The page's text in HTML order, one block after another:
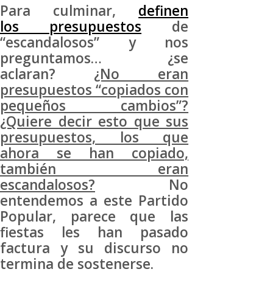
Para culminar, definen
los presupuestos de
“escandalosos” y nos
preguntamos… ¿se
aclaran? ¿No eran
presupuestos “copiados con
pequeños cambios”?
¿Quiere decir esto que sus
presupuestos, los que
ahora se han copiado,
también eran
escandalosos? No
entendemos a este Partido
Popular, parece que las
fiestas les han pasado
factura y su discurso no
termina de sostenerse.